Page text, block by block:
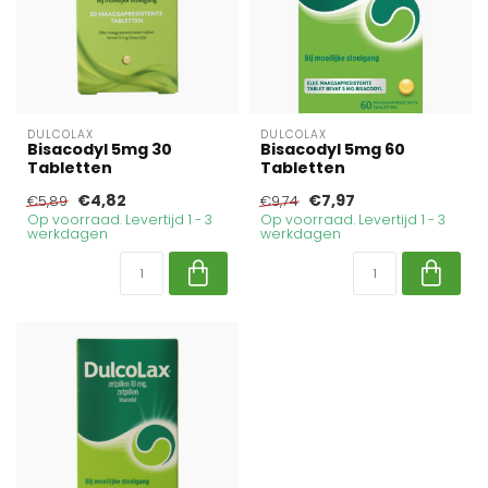
DULCOLAX
Bisacodyl 5mg 30
Tabletten
€5,89 €4,82
Op voorraad. Levertijd 1 - 3
werkdagen
DULCOLAX
Bisacodyl 5mg 60
Tabletten
€9,74 €7,97
Op voorraad. Levertijd 1 - 3
werkdagen